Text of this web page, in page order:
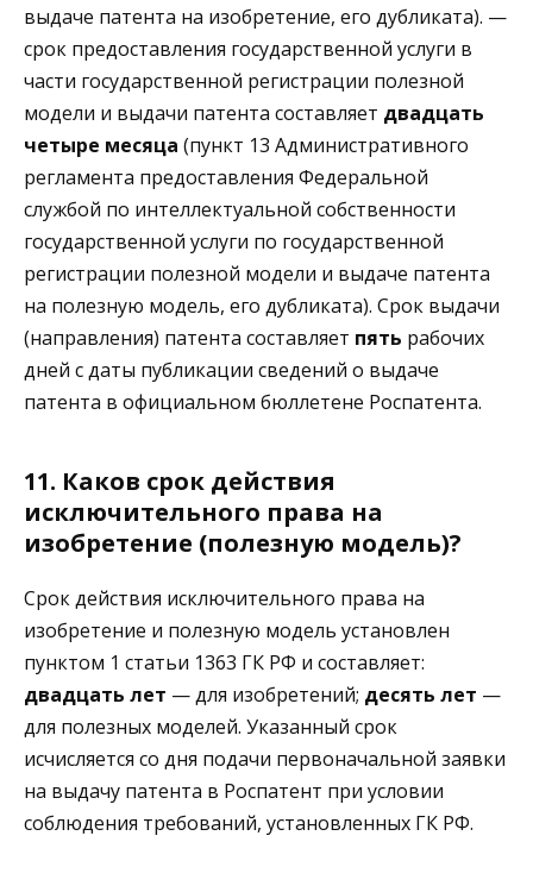
выдаче патента на изобретение, его дубликата). —
срок предоставления государственной услуги в
части государственной регистрации полезной
модели и выдачи патента составляет двадцать
четыре месяца (пункт 13 Административного
регламента предоставления Федеральной
службой по интеллектуальной собственности
государственной услуги по государственной
регистрации полезной модели и выдаче патента
на полезную модель, его дубликата). Срок выдачи
(направления) патента составляет пять рабочих
дней с даты публикации сведений о выдаче
патента в официальном бюллетене Роспатента.
11. Каков срок действия
исключительного права на
изобретение (полезную модель)?
Срок действия исключительного права на
изобретение и полезную модель установлен
пунктом 1 статьи 1363 ГК РФ и составляет:
двадцать лет — для изобретений; десять лет —
для полезных моделей. Указанный срок
исчисляется со дня подачи первоначальной заявки
на выдачу патента в Роспатент при условии
соблюдения требований, установленных ГК РФ.